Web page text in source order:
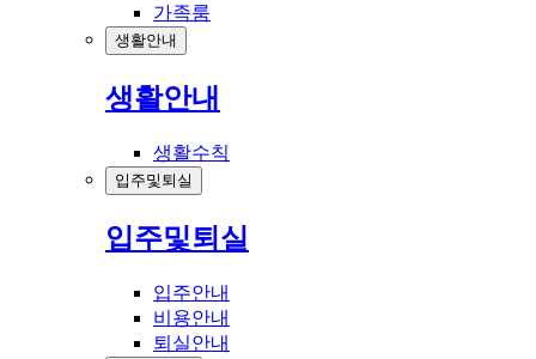
가족룸
생활안내
생활안내
생활수칙
입주및퇴실
입주및퇴실
입주안내
비용안내
퇴실안내